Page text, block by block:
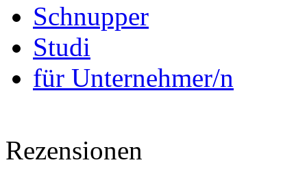
Schnupper
Studi
für Unternehmer/n
Rezensionen